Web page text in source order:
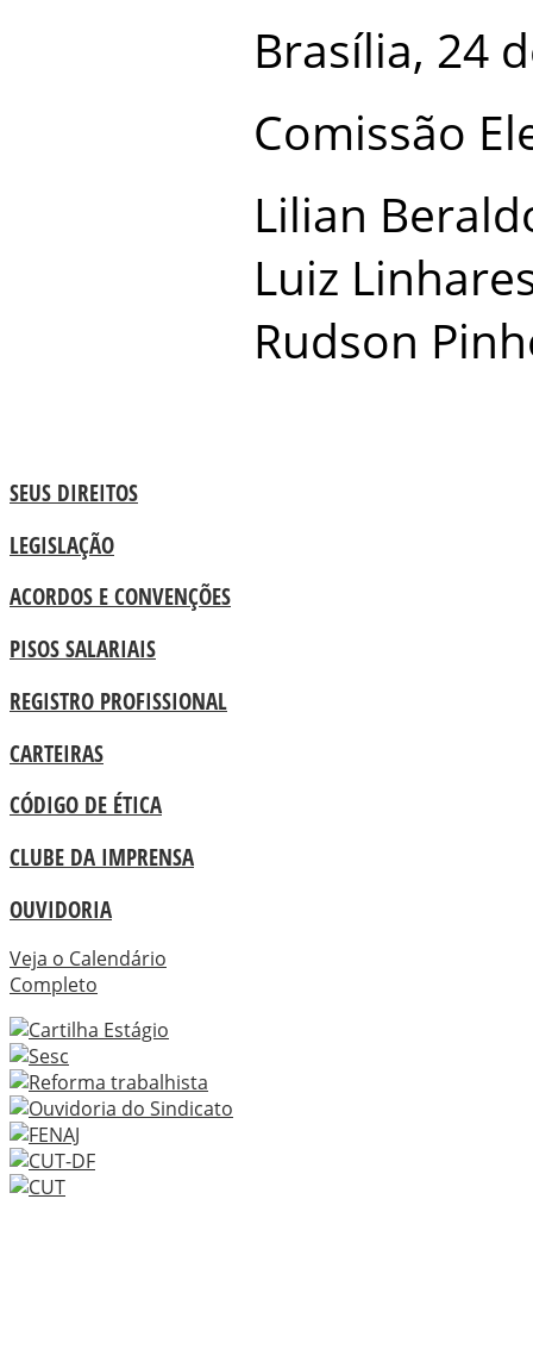
Brasília, 24
Comissão
Lilian
Luiz
Rudson
SEUS DIREITOS
LEGISLAÇÃO
ACORDOS E CONVENÇÕES
PISOS SALARIAIS
REGISTRO PROFISSIONAL
CARTEIRAS
CÓDIGO DE ÉTICA
CLUBE DA IMPRENSA
OUVIDORIA
Veja o Calendário
Completo